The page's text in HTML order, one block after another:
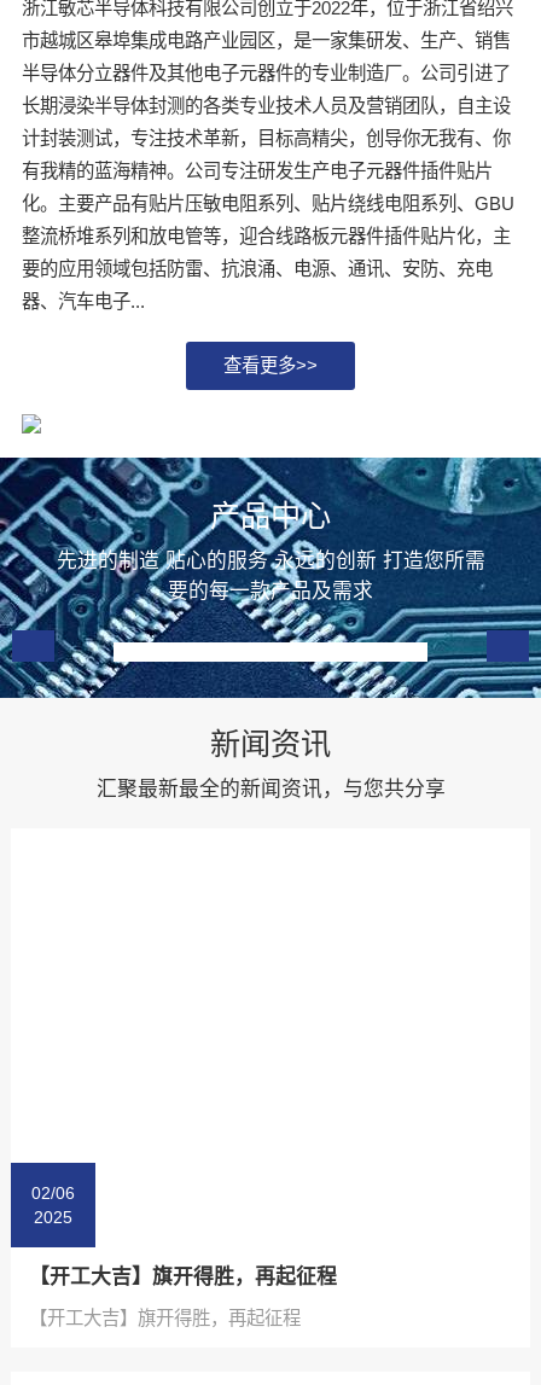
浙江敏芯半导体科技有限公司创立于2022年，位于浙江省绍兴
市越城区皋埠集成电路产业园区，是一家集研发、生产、销售
半导体分立器件及其他电子元器件的专业制造厂。公司引进了
长期浸染半导体封测的各类专业技术人员及营销团队，自主设
计封装测试，专注技术革新，目标高精尖，创导你无我有、你
有我精的蓝海精神。公司专注研发生产电子元器件插件贴片
化。主要产品有贴片压敏电阻系列、贴片绕线电阻系列、GBU
整流桥堆系列和放电管等，迎合线路板元器件插件贴片化，主
要的应用领域包括防雷、抗浪涌、电源、通讯、安防、充电
器、汽车电子...
查看更多>>
产品中心
先进的制造 贴心的服务 永远的创新 打造您所需
要的每一款产品及需求
优
压敏电阻(3225系列) 压
新闻资讯
汇聚最新最全的新闻资讯，与您共分享
02/06
2025
【开工大吉】旗开得胜，再起征程
【开工大吉】旗开得胜，再起征程